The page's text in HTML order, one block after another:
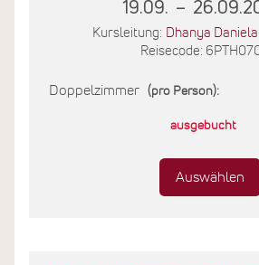
19.09. –
Kursleitung:
Dhanya
Reisecode:
Doppelzimmer (pro Person):
ausgebucht
Auswählen